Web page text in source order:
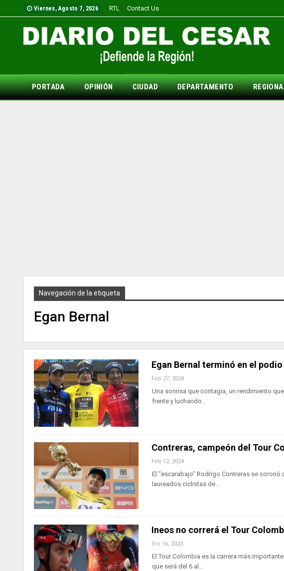
Viernes, Agosto 7, 2026 RTL Contact Us
PORTADA OPINIÓN CIUDAD DEPARTAMENTO
Navegación de la etiqueta
Egan Bernal
Egan Bernal terminó en el podio
Feb 27, 2024
Una sonrisa que contagia, un rendimiento
frente y luchando…
Contreras, campeón del Tour
Feb 12, 2024
El "escarabajo" Rodrigo Contreras se
laureados ciclistas de…
Ineos no correrá el Tour
Dic 16, 2023
El Tour Colombia es la carrera más
que será del 6 al…